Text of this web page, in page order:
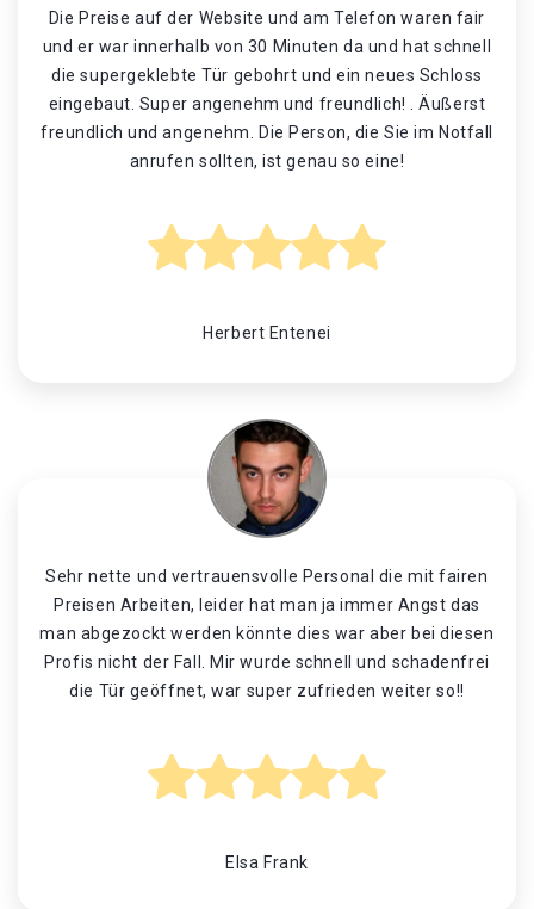
Die Preise auf der Website und am Telefon waren fair
und er war innerhalb von 30 Minuten da und hat schnell
die supergeklebte Tür gebohrt und ein neues Schloss
eingebaut. Super angenehm und freundlich! . Äußerst
freundlich und angenehm. Die Person, die Sie im Notfall
anrufen sollten, ist genau so eine!
Herbert Entenei
Sehr nette und vertrauensvolle Personal die mit fairen
Preisen Arbeiten, leider hat man ja immer Angst das
man abgezockt werden könnte dies war aber bei diesen
Profis nicht der Fall. Mir wurde schnell und schadenfrei
die Tür geöffnet, war super zufrieden weiter so!!
Elsa Frank